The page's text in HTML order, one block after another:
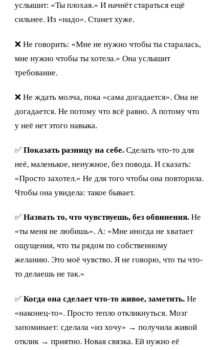
услышит: «Ты плохая.» И начнёт стараться ещё
сильнее. Из «надо». Станет хуже.
❌ Не говорить: «Мне не нужно чтобы ты старалась,
мне нужно чтобы ты хотела.» Она услышит
требование.
❌ Не ждать молча, пока «сама догадается». Она не
догадается. Не потому что всё равно. А потому что
у неё нет этого навыка.
✅Показать разницу на себе. Сделать что-то для
неё, маленькое, ненужное, без повода. И сказать:
«Просто захотел.» Не для того чтобы она повторила.
Чтобы она увидела: такое бывает.
✅Назвать то, что чувствуешь, без обвинения. Не
«ты меня не любишь». А: «Мне иногда не хватает
ощущения, что ты рядом по собственному
желанию. Это моё чувство. Я не говорю, что ты что-
то делаешь не так.»
✅Когда она сделает что-то живое, заметить. Не
«наконец-то». Просто тепло откликнуться. Мозг
запоминает: сделала «из хочу» → получила живой
отклик → приятно. Новая связка. Ей нужно её